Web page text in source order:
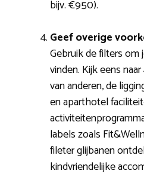
bijv. €950).
Geef overige
Gebruik de filters
vinden. Kijk eens
van anderen, de
en aparthotel
labels zoals
fileter glijbanen
kindvriendelijke